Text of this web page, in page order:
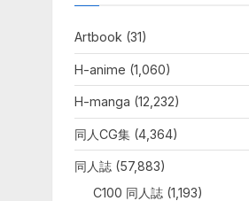
Artbook (31)
H-anime (1,060)
H-manga (12,232)
同人CG集 (4,364)
同人誌 (57,883)
C100 同人誌 (1,193)